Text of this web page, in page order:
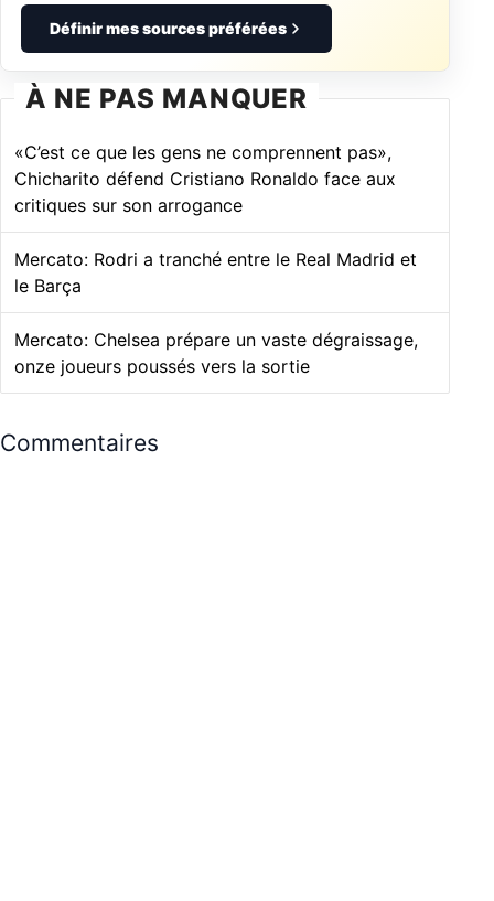
Définir mes sources préférées
À NE PAS MANQUER
«C’est ce que les gens ne comprennent pas»,
Chicharito défend Cristiano Ronaldo face aux
critiques sur son arrogance
Mercato: Rodri a tranché entre le Real Madrid et
le Barça
Mercato: Chelsea prépare un vaste dégraissage,
onze joueurs poussés vers la sortie
Commentaires